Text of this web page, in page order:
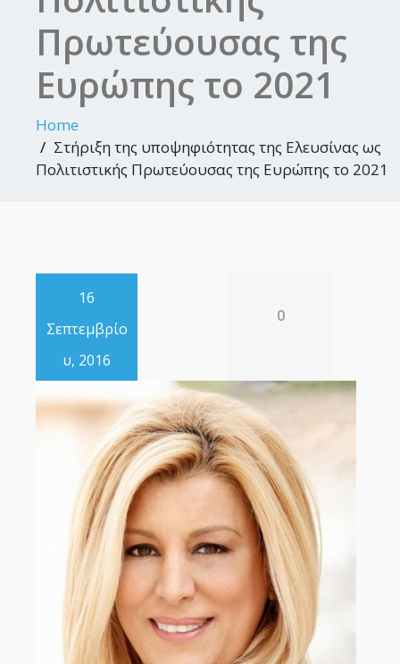
Πρωτεύουσας της
Ευρώπης το 2021
Home
Στήριξη της υποψηφιότητας της Ελευσίνας ως
Πολιτιστικής Πρωτεύουσας της Ευρώπης το 2021
16
Σεπτεμβρίο
υ, 2016
0